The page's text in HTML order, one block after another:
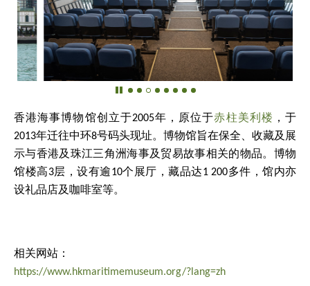
香港海事博物馆创立于2005年，原位于赤柱美利楼 ，于
2013年迁往中环8号码头现址。博物馆旨在保全、收藏及展
示与香港及珠江三角洲海事及贸易故事相关的物品。博物
馆楼高3层，设有逾10个展厅，藏品达1 200多件，馆内亦
设礼品店及咖啡室等。
相关网站：
https://www.hkmaritimemuseum.org/?lang=zh